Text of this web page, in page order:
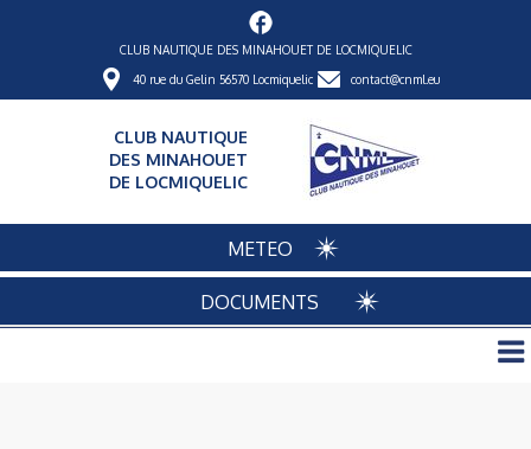
CLUB NAUTIQUE DES MINAHOUET DE LOCMIQUELIC
40 rue du Gelin 56570 Locmiquelic contact@cnml.eu
CLUB NAUTIQUE
DES MINAHOUET
DE LOCMIQUELIC
METEO
DOCUMENTS